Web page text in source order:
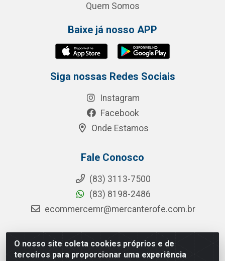
O nosso site coleta cookies próprios e de
terceiros para proporcionar uma experiência
Quem Somos
Baixe já nosso APP
Siga nossas Redes Sociais
Instagram
Facebook
Onde Estamos
Fale Conosco
(83) 3113-7500
(83) 8198-2486
ecommercemr@mercanterofe.com.br
MR Distribuidora - Rua Hortêncio Ribeiro de Luna, 3777 -